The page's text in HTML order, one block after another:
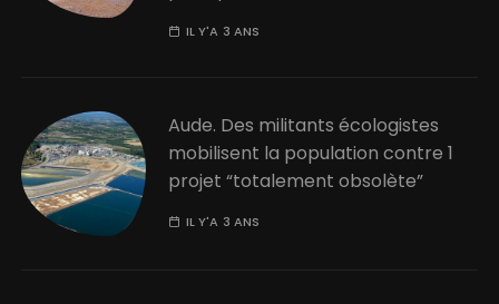
IL Y'A 3 ANS
Aude. Des militants écologistes
mobilisent la population contre 1
projet “totalement obsolète”
IL Y'A 3 ANS